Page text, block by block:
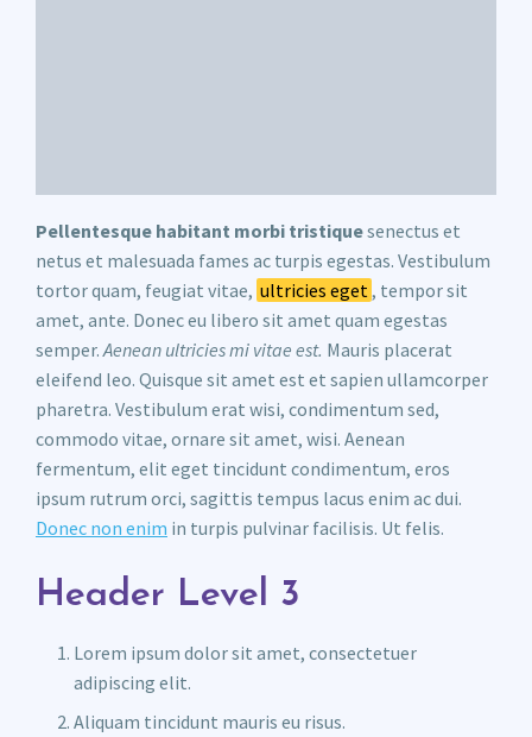
Pellentesque habitant morbi tristiquesenectus et
netus et malesuada fames ac turpis egestas. Vestibulum
tortor quam, feugiat vitae, ultricies eget, tempor sit
amet, ante. Donec eu libero sit amet quam egestas
semper.Aenean ultricies mi vitae est. Mauris placerat
eleifend leo. Quisque sit amet est et sapien ullamcorper
pharetra. Vestibulum erat wisi, condimentum sed,
commodo vitae, ornare sit amet, wisi. Aenean
fermentum, elit eget tincidunt condimentum, eros
ipsum rutrum orci, sagittis tempus lacus enim ac dui.
Donec non enim in turpis pulvinar facilisis. Ut felis.
Header Level 3
Lorem ipsum dolor sit amet, consectetuer
adipiscing elit.
Aliquam tincidunt mauris eu risus.